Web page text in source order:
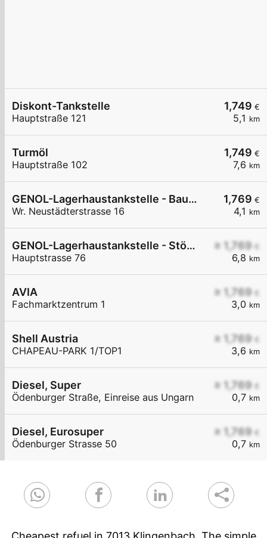
1,749 €
5,1 km
Diskont-Tankstelle
Hauptstraße 121
1,749 €
7,6 km
Turmöl
Hauptstraße 102
1,769 €
4,1 km
GENOL-Lagerhaustankstelle - Baumgarten
Wr. Neustädterstrasse 16
≥ 1,769 €
6,8 km
GENOL-Lagerhaustankstelle - Stöttera
Hauptstrasse 76
≥ 1,769 €
3,0 km
AVIA
Fachmarktzentrum 1
≥ 1,769 €
3,6 km
Shell Austria
CHAPEAU-PARK 1/TOP1
≥ 1,769 €
0,7 km
Diesel, Super
Ödenburger Straße, Einreise aus Ungarn
≥ 1,769 €
0,7 km
Diesel, Eurosuper
Ödenburger Strasse 50